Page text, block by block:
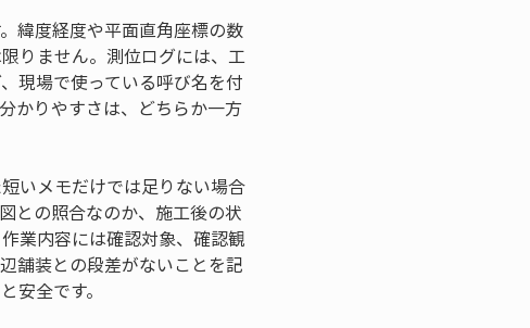
緯度経度や平面直角座標の数
りません。測位ログには、工
現場で使っている呼び名を付
かりやすさは、どちらか一方
いメモだけでは足りない場合
との照合なのか、施工後の状
業内容には確認対象、確認観
舗装との段差がないことを記
安全です。